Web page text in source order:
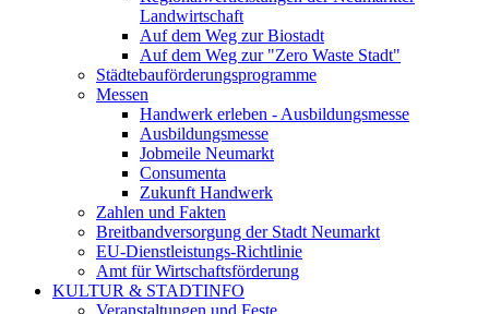
Landwirtschaft
Auf dem Weg zur Biostadt
Auf dem Weg zur "Zero Waste Stadt"
Städtebauförderungsprogramme
Messen
Handwerk erleben - Ausbildungsmesse
Ausbildungsmesse
Jobmeile Neumarkt
Consumenta
Zukunft Handwerk
Zahlen und Fakten
Breitbandversorgung der Stadt Neumarkt
EU-Dienstleistungs-Richtlinie
Amt für Wirtschaftsförderung
KULTUR & STADTINFO
Veranstaltungen und Feste